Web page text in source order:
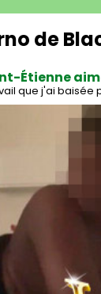
de
Étienne
que j'ai baisée